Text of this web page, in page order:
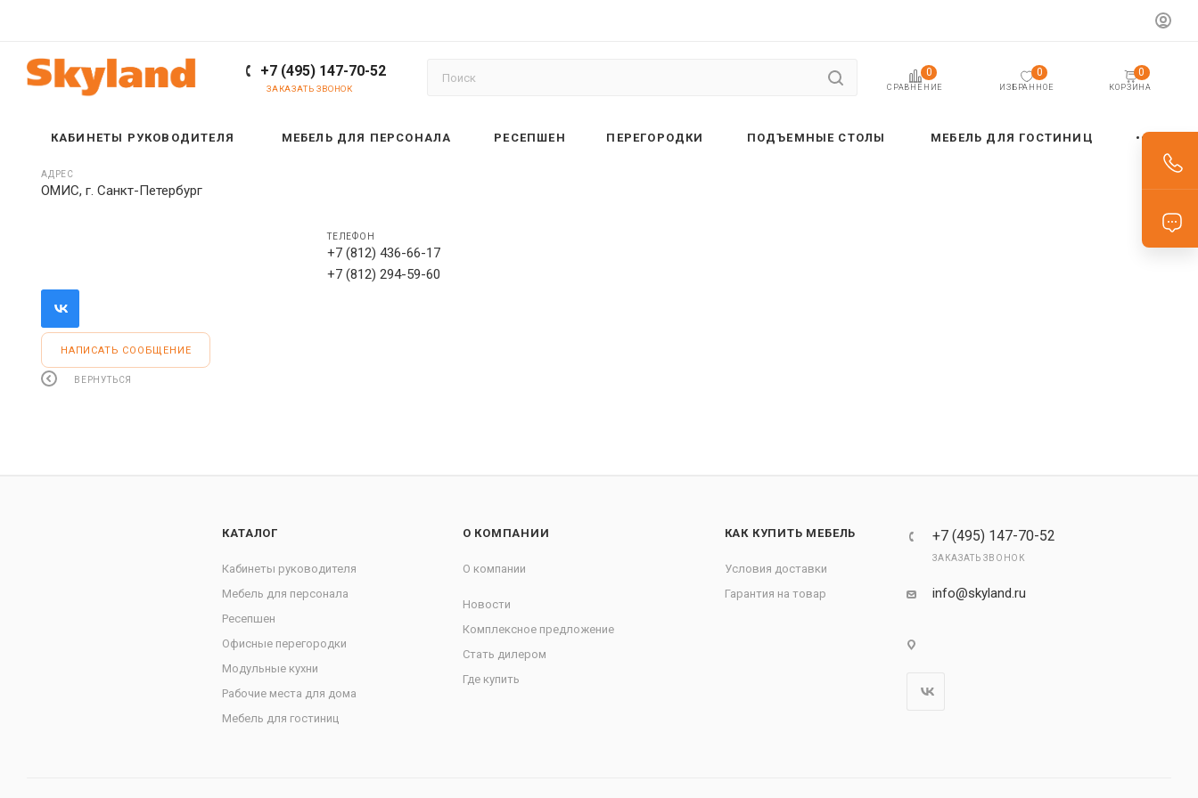
+7 (495) 147-70-52
ЗАКАЗАТЬ ЗВОНОК СРАВНЕНИЕ
0
ИЗБРАННОЕ
0
КОРЗИНА
0
КАБИНЕТЫ РУКОВОДИТЕЛЯ МЕБЕЛЬ ДЛЯ ПЕРСОНАЛА РЕСЕПШЕН ПЕРЕГОРОДКИ ПОДЪЕМНЫЕ СТОЛЫ МЕБЕЛЬ ДЛЯ ГОСТИНИЦ
АДРЕС
ОМИС, г. Санкт-Петербург
ТЕЛЕФОН
+7 (812) 436-66-17
+7 (812) 294-59-60
НАПИСАТЬ СООБЩЕНИЕ
ВЕРНУТЬСЯ
КАТАЛОГ
Кабинеты руководителя
Мебель для персонала
Ресепшен
Офисные перегородки
Модульные кухни
Рабочие места для дома
Мебель для гостиниц
О КОМПАНИИ
О компании
Новости
Комплексное предложение
Стать дилером
Где купить
КАК КУПИТЬ МЕБЕЛЬ
Условия доставки
Гарантия на товар
+7 (495) 147-70-52
ЗАКАЗАТЬ ЗВОНОК
info@skyland.ru